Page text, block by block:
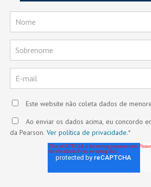
Este website não coleta dados de
Ao enviar os dados acima, eu concordo
da Pearson. Ver política de privacidade.*